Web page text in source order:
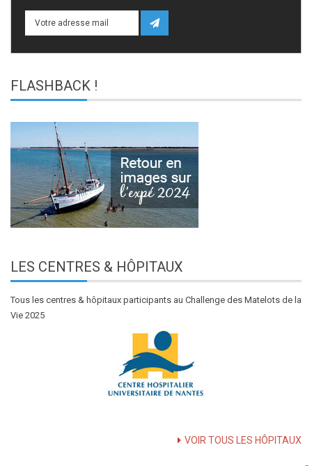
FLASHBACK !
LES CENTRES & HÔPITAUX
Tous les centres & hôpitaux participants au Challenge des Matelots de la
Vie 2025
VOIR TOUS LES HÔPITAUX